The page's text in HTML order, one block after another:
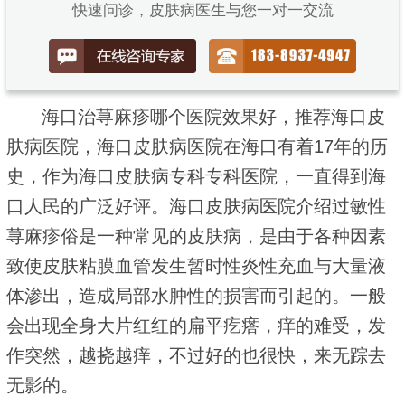
快速问诊，皮肤病医生与您一对一交流
海口治荨麻疹哪个医院效果好，推荐海口皮
肤病医院，海口皮肤病医院在海口有着17年的历
史，作为海口皮肤病专科专科医院，一直得到海
口人民的广泛好评。海口皮肤病医院介绍过敏性
荨麻疹俗是一种常见的皮肤病，是由于各种因素
致使皮肤粘膜血管发生暂时性炎性充血与大量液
体渗出，造成局部水肿性的损害而引起的。一般
会出现全身大片红红的扁平疙瘩，痒的难受，发
作突然，越挠越痒，不过好的也很快，来无踪去
无影的。